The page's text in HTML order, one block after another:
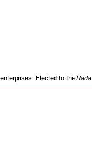
enterprises. Elected to the Rada